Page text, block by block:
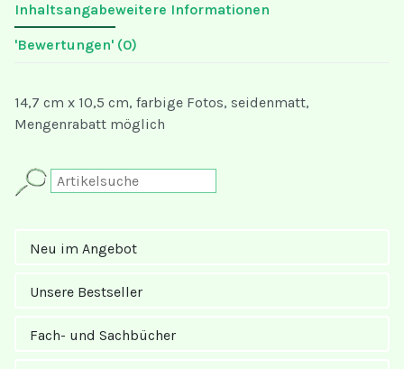
Inhaltsangabeweitere Informationen
'Bewertungen' (0)
14,7 cm x 10,5 cm, farbige Fotos, seidenmatt,
Mengenrabatt möglich
Neu im Angebot
Unsere Bestseller
Fach- und Sachbücher